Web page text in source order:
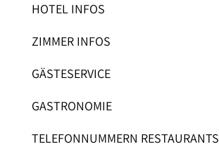
HOTEL INFOS
ZIMMER INFOS
GÄSTESERVICE
GASTRONOMIE
TELEFONNUMMERN RESTAURANTS